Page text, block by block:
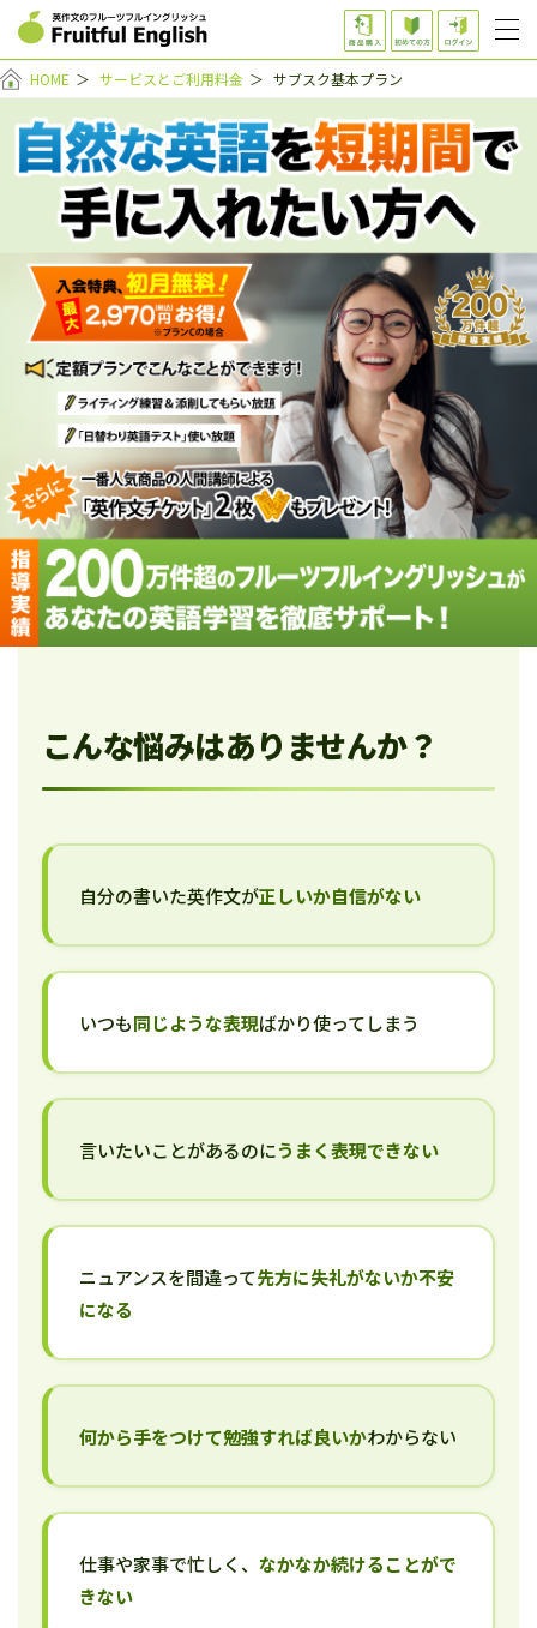
HOME ＞ サービスとご利用料金 ＞ サブスク基本プラン
こんな悩みはありませんか？
自分の書いた英作文が正しいか自信がない
いつも同じような表現ばかり使ってしまう
言いたいことがあるのにうまく表現できない
ニュアンスを間違って先方に失礼がないか不安
になる
何から手をつけて勉強すれば良いかわからない
仕事や家事で忙しく、 なかなか続けることがで
きない